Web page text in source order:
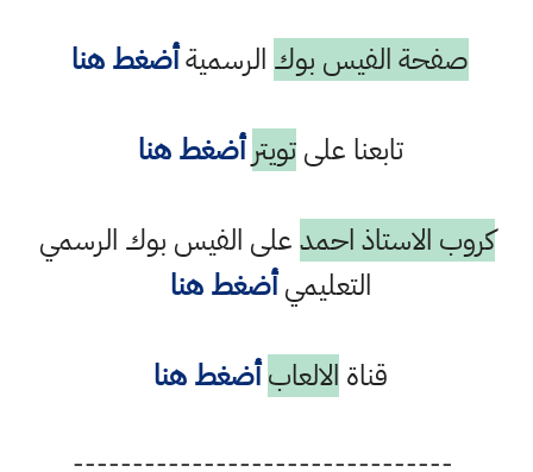
صفحة الفيس بوك الرسميةأضغط هنا
تابعنا علىتويتر أضغط هنا
كروب الاستاذ احمدعلى الفيس بوك الرسمي
التعليميأضغط هنا
قناة الالعاب أضغط هنا
--------------------------------